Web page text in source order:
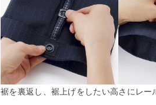
裾を裏返し、裾上げをしたい高さにレー